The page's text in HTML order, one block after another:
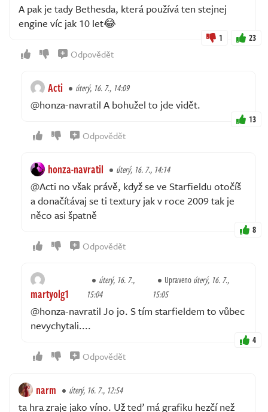
A pak je tady Bethesda, která používá ten stejnej
engine víc jak 10 let😂
1 23
Odpovědět
Acti úterý, 16. 7., 14:09
@honza-navratil A bohužel to jde vidět.
13
Odpovědět
honza-navratil úterý, 16. 7., 14:14
@Acti no však právě, když se ve Starfieldu otočíš
a donačítávaj se ti textury jak v roce 2009 tak je
něco asi špatně
8
Odpovědět
martyolg1
úterý, 16. 7.,
15:04
Upravenoúterý, 16. 7.,
15:05
@honza-navratil Jo jo. S tím starfieldem to vůbec
nevychytali....
4
Odpovědět
narm úterý, 16. 7., 12:54
ta hra zraje jako víno. Už teď má grafiku hezčí než